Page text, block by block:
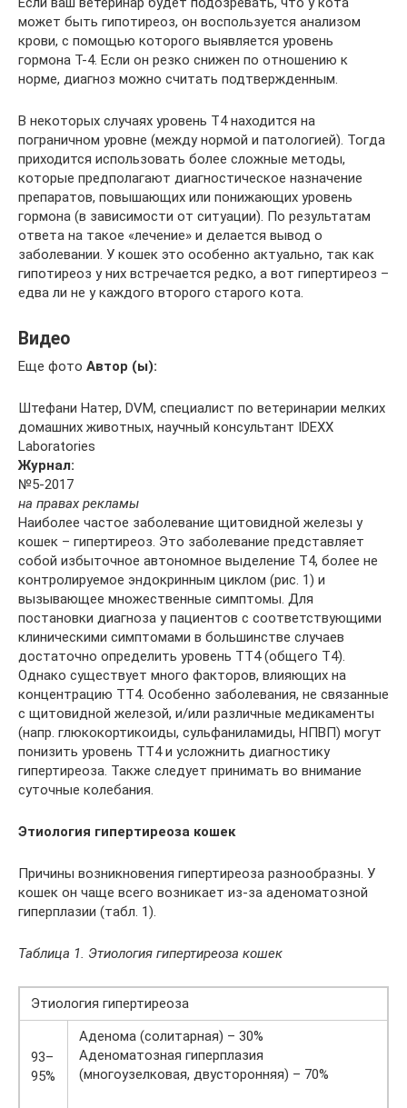
может быть гипотиреоз, он воспользуется анализом
крови, с помощью которого выявляется уровень
гормона T-4. Если он резко снижен по отношению к
норме, диагноз можно считать подтвержденным.
В некоторых случаях уровень Т4 находится на
пограничном уровне (между нормой и патологией). Тогда
приходится использовать более сложные методы,
которые предполагают диагностическое назначение
препаратов, повышающих или понижающих уровень
гормона (в зависимости от ситуации). По результатам
ответа на такое «лечение» и делается вывод о
заболевании. У кошек это особенно актуально, так как
гипотиреоз у них встречается редко, а вот гипертиреоз –
едва ли не у каждого второго старого кота.
Видео
Еще фото Автор (ы):
Штефани Натер, DVM, специалист по ветеринарии мелких
домашних животных, научный консультант IDEXX
Laboratories
Журнал:
№5-2017
на правах рекламы
Наиболее частое заболевание щитовидной железы у
кошек – гипертиреоз. Это заболевание представляет
собой избыточное автономное выделение Т4, более не
контролируемое эндокринным циклом (рис. 1) и
вызывающее множественные симптомы. Для
постановки диагноза у пациентов с соответствующими
клиническими симптомами в большинстве случаев
достаточно определить уровень ТТ4 (общего Т4).
Однако существует много факторов, влияющих на
концентрацию ТТ4. Особенно заболевания, не связанные
с щитовидной железой, и/или различные медикаменты
(напр. глюкокортикоиды, сульфаниламиды, НПВП) могут
понизить уровень ТТ4 и усложнить диагностику
гипертиреоза. Также следует принимать во внимание
суточные колебания.
Этиология гипертиреоза кошек
Причины возникновения гипертиреоза разнообразны. У
кошек он чаще всего возникает из-за аденоматозной
гиперплазии (табл. 1).
Таблица 1. Этиология гипертиреоза кошек
Этиология гипертиреоза
93–
95%
Аденома (солитарная) – 30%
Аденоматозная гиперплазия
(многоузелковая, двусторонняя) – 70%